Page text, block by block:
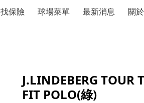
找保險 球場菜單 最新消息 關
J.LINDEBERG TOUR
FIT POLO(綠)